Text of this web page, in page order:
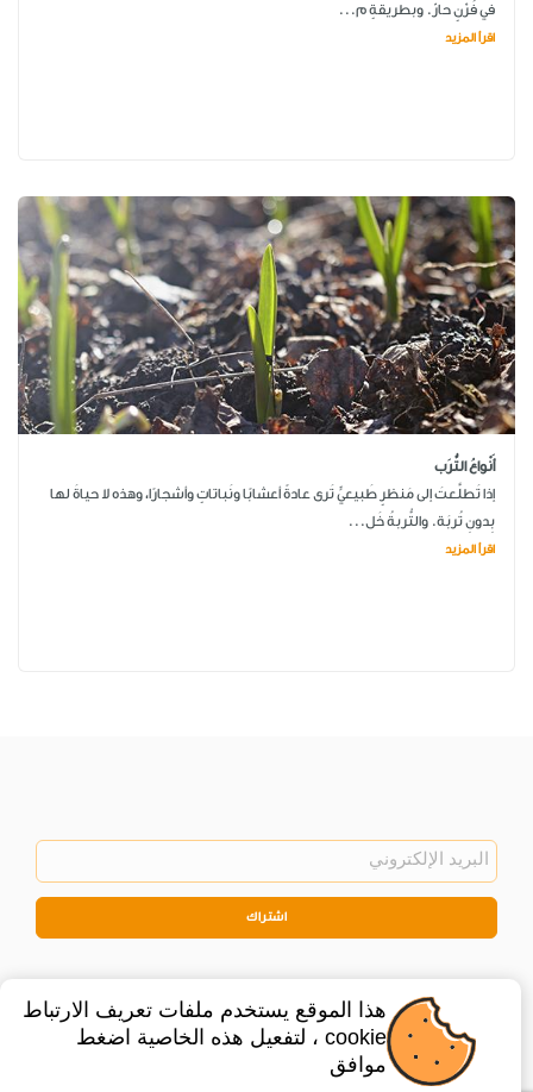
في فُرْنٍ حارّ. وبطريقةٍ م...
اقرأ المزيد
أَنْواعُ التُّرَب
إذا تَطلَّعتَ إلى مَنظرٍ طَبيعيٍّ تَرى عادةً أعشابًا ونَباتاتٍ وأشجارًا، وهذه لا حياةَ لها
بِدونِ تُربَة. والتُّربةُ خَل...
اقرأ المزيد
اشتراك
هذا الموقع يستخدم ملفات تعريف الارتباط
cookie ، لتفعيل هذه الخاصية اضغط
موافق